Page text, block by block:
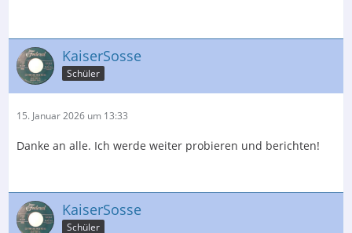
KaiserSosse
Schüler
15. Januar 2026 um 13:33
Danke an alle. Ich werde weiter probieren und berichten!
KaiserSosse
Schüler